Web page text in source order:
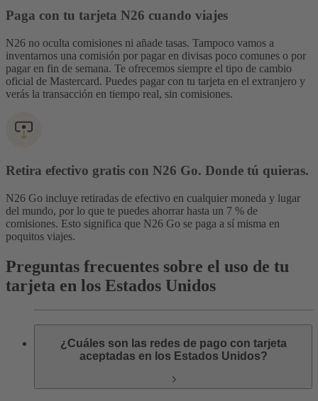
Paga con tu tarjeta N26 cuando viajes
N26 no oculta comisiones ni añade tasas. Tampoco vamos a
inventarnos una comisión por pagar en divisas poco comunes o por
pagar en fin de semana. Te ofrecemos siempre el tipo de cambio
oficial de Mastercard. Puedes pagar con tu tarjeta en el extranjero y
verás la transacción en tiempo real, sin comisiones.
Retira efectivo gratis con N26 Go. Donde tú quieras.
N26 Go incluye retiradas de efectivo en cualquier moneda y lugar
del mundo, por lo que te puedes ahorrar hasta un 7 % de
comisiones. Esto significa que N26 Go se paga a sí misma en
poquitos viajes.
Preguntas frecuentes sobre el uso de tu
tarjeta en los Estados Unidos
¿Cuáles son las redes de pago con tarjeta
aceptadas en los Estados Unidos?